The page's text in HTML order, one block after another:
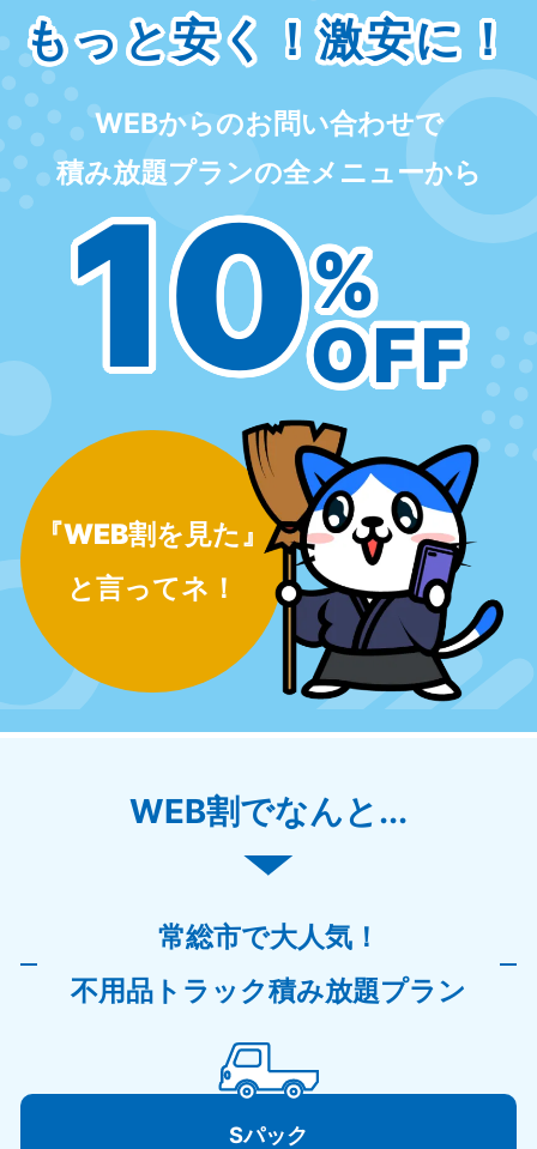
もっと安く！激安に！
WEBからのお問い合わせで
積み放題プランの全メニューから
10%
OFF
『WEB割を見た』
と言ってネ！
WEB割でなんと...
常総市で大人気！
不用品トラック積み放題プラン
Sパック